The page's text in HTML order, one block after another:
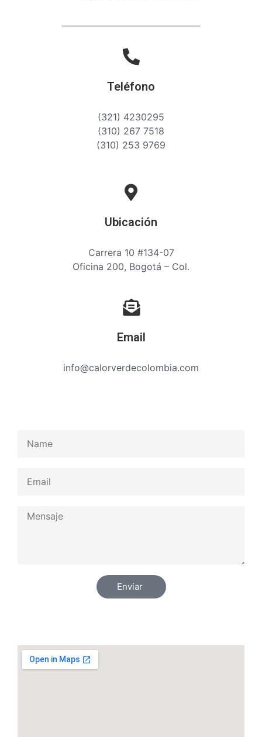
Teléfono
(321) 4230295
(310) 267 7518
(310) 253 9769
Ubicación
Carrera 10 #134-07
Oficina 200, Bogotá – Col.
Email
info@calorverdecolombia.com
Enviar